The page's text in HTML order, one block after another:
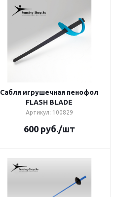
Сабля игрушечная пенофол
FLASH BLADE
Артикул: 100829
600руб./шт